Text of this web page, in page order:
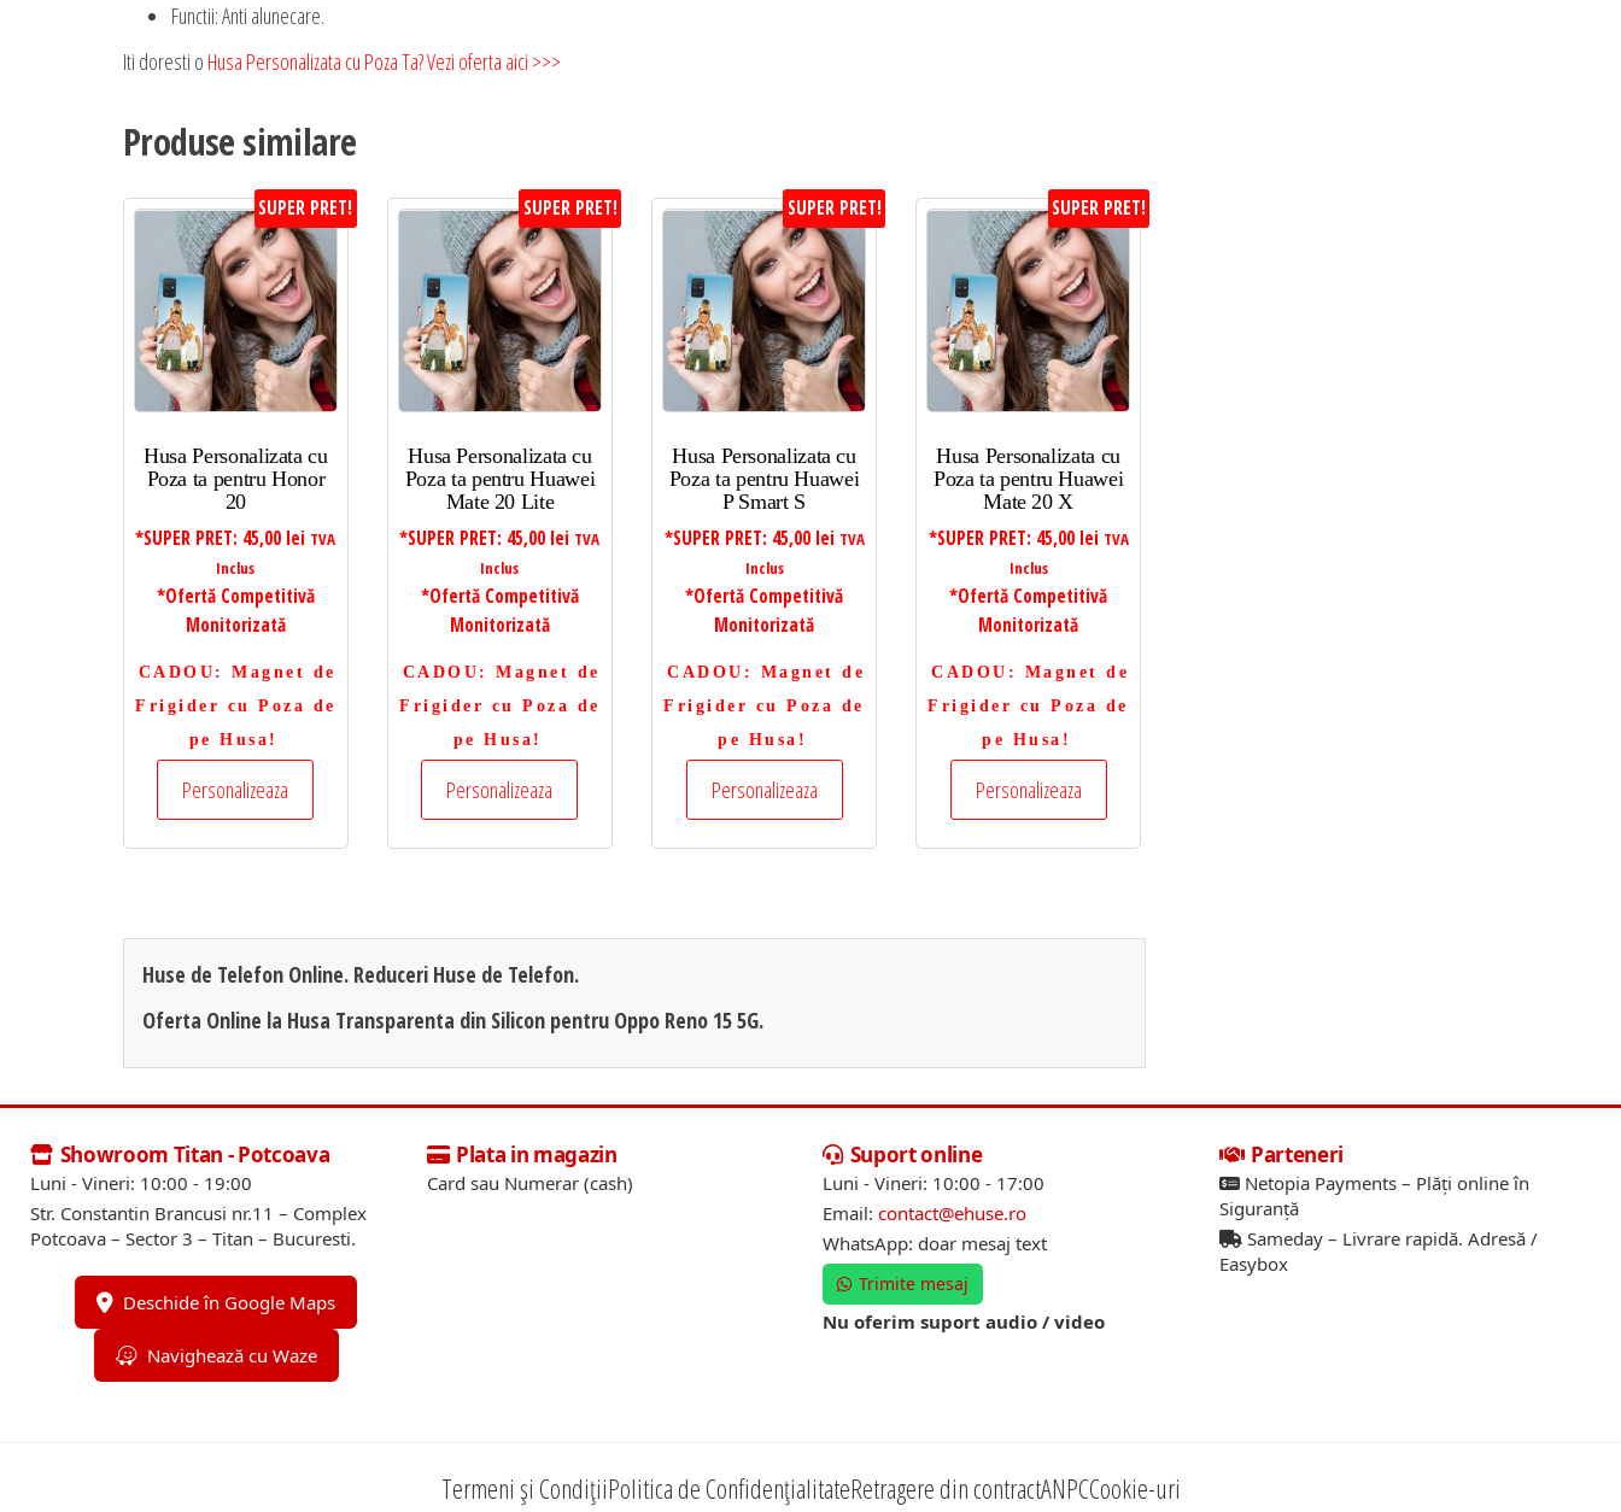
Functii: Anti alunecare.
Iti doresti o Husa Personalizata cu Poza Ta? Vezi oferta aici >>>
Produse similare
SUPER PRET!
Husa Personalizata cu
Poza ta pentru Honor
20
*SUPER PRET: 45,00 lei TVA
Inclus
*Ofertă Competitivă
Monitorizată
CADOU : Magnet de
Frigider cu Poza de
pe Husa!
Personalizeaza
SUPER PRET!
Husa Personalizata cu
Poza ta pentru Huawei
Mate 20 Lite
*SUPER PRET: 45,00 lei TVA
Inclus
*Ofertă Competitivă
Monitorizată
CADOU : Magnet de
Frigider cu Poza de
pe Husa!
Personalizeaza
SUPER PRET!
Husa Personalizata cu
Poza ta pentru Huawei
P Smart S
*SUPER PRET: 45,00 lei TVA
Inclus
*Ofertă Competitivă
Monitorizată
CADOU : Magnet de
Frigider cu Poza de
pe Husa!
Personalizeaza
SUPER PRET!
Husa Personalizata cu
Poza ta pentru Huawei
Mate 20 X
*SUPER PRET: 45,00 lei TVA
Inclus
*Ofertă Competitivă
Monitorizată
CADOU : Magnet de
Frigider cu Poza de
pe Husa!
Personalizeaza
Huse de Telefon Online. Reduceri Huse de Telefon.
Oferta Online la Husa Transparenta din Silicon pentru Oppo Reno 15 5G.
Showroom Titan - Potcoava
Luni - Vineri: 10:00 - 19:00
Str. Constantin Brancusi nr.11 – Complex
Potcoava – Sector 3 – Titan – Bucuresti.
Deschide în Google Maps
Navighează cu Waze
Plata in magazin
Card sau Numerar (cash)
Suport online
Luni - Vineri: 10:00 - 17:00
Email: contact@ehuse.ro
WhatsApp: doar mesaj text
Trimite mesaj
Nu oferim suport audio / video
Parteneri
Netopia Payments – Plăți online în
Siguranță
Sameday – Livrare rapidă. Adresă /
Easybox
Termeni și CondițiiPolitica de ConfidențialitateRetragere din contractANPCCookie-uri